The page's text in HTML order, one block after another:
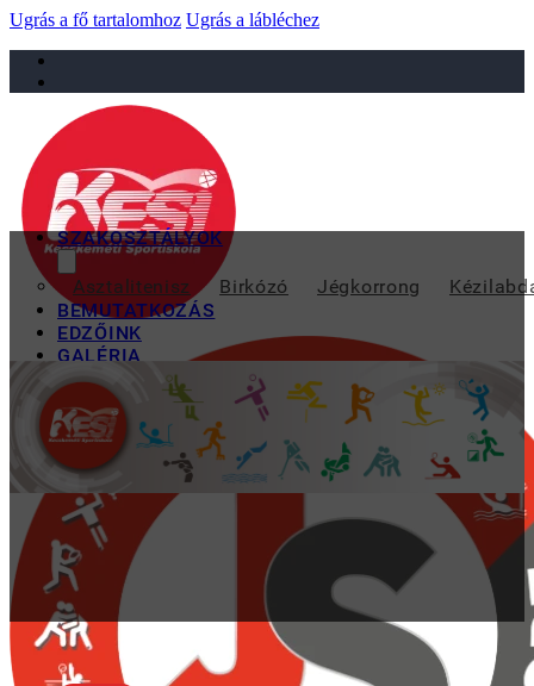
Ugrás a fő tartalomhoz Ugrás a lábléchez
sportiskola@juniorsportkft.hu
SZAKOSZTÁLYOK
Asztalitenisz Birkózó Jégkorrong
BEMUTATKOZÁS
EDZŐINK
GALÉRIA
TAO
KAPCSOLAT